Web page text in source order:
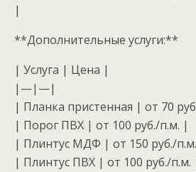
|
**Дополнительные услуги:**
| Услуга | Цена |
|—|—|
| Планка пристенная | от 70
| Порог ПВХ | от 100 руб./п.м. |
| Плинтус МДФ | от 150 руб./
| Плинтус ПВХ | от 100 руб./п.м.